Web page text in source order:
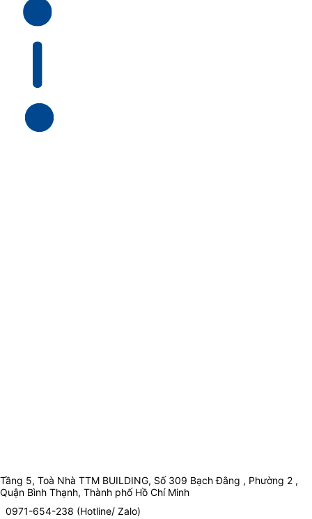
Tầng 5, Toà Nhà TTM BUILDING, Số 309 Bạch Đằng , Phường 2 ,
Quận Bình Thạnh, Thành phố Hồ Chí Minh
0971-654-238 (Hotline/ Zalo)